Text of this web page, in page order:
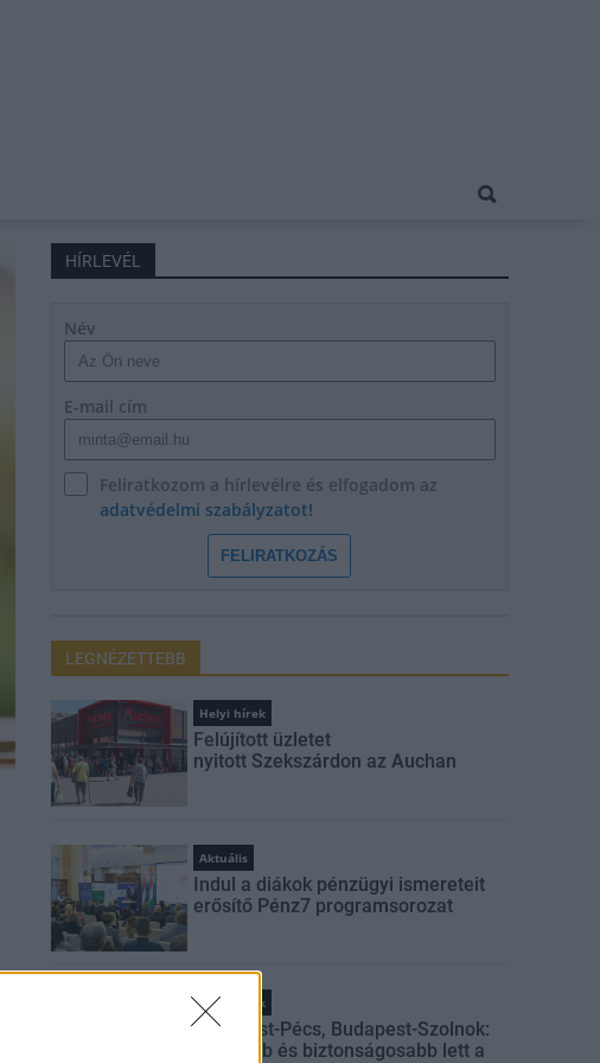
HÍRLEVÉL
Név
E-mail cím
Feliratkozom a hírlevélre és elfogadom az
adatvédelmi szabályzatot!
FELIRATKOZÁS
LEGNÉZETTEBB
Helyi hírek
Felújított üzletet
nyitott Szekszárdon az Auchan
Aktuális
Indul a diákok pénzügyi ismereteit
erősítő Pénz7 programsorozat
Helyi hírek
Budapest-Pécs, Budapest-Szolnok:
gyorsabb és biztonságosabb lett a